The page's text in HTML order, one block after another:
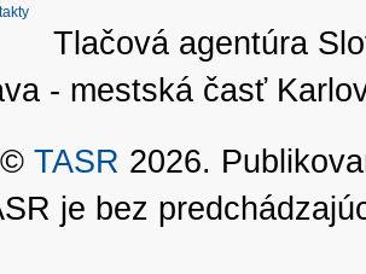
Tlačová agentúra
- mestská časť
TASR 2026.
je bez